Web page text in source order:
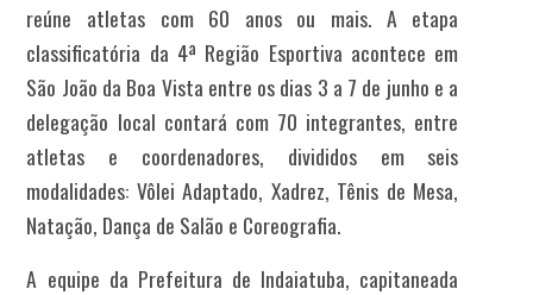
reúne atletas com 60 anos ou mais. A etapa
classificatória da 4ª Região Esportiva acontece em
São João da Boa Vista entre os dias 3 a 7 de junho e a
delegação local contará com 70 integrantes, entre
atletas e coordenadores, divididos em seis
modalidades: Vôlei Adaptado, Xadrez, Tênis de Mesa,
Natação, Dança de Salão e Coreografia.
A equipe da Prefeitura de Indaiatuba, capitaneada